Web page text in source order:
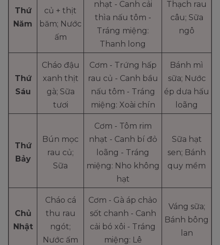
Thứ
Năm
củ + thịt
băm; Nước
ấm
nhạt - Canh cải
thìa nấu tôm -
Tráng miệng:
Thanh long
Thạch rau
câu; Sữa
ngô
Thứ
Sáu
Cháo đậu
xanh thịt
gà; Sữa
tươi
Cơm - Trứng hấp
rau củ - Canh bầu
nấu tôm - Tráng
miệng: Xoài chín
Bánh mì
sữa; Nước
ép dưa hấu
loãng
Thứ
Bảy
Bún mọc
rau củ;
Sữa
Cơm - Tôm rim
nhạt - Canh bí đỏ
loãng - Tráng
miệng: Nho không
hạt
Sữa hạt
sen; Bánh
quy mềm
Chủ
Nhật
Cháo cá
thu rau
ngót;
Nước ấm
Cơm - Gà áp chảo
sốt chanh - Canh
cải bó xôi - Tráng
miệng: Lê
Váng sữa;
Bánh bông
lan